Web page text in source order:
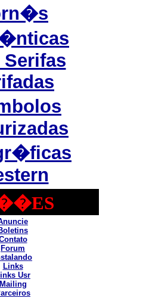
Serifas
Forum
Links
Usr
Mailing